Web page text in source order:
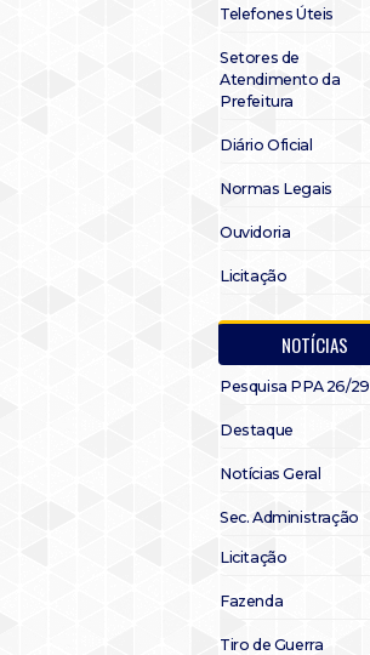
Telefones Úteis
Setores de
Atendimento da
Prefeitura
Diário Oficial
Normas Legais
Ouvidoria
Licitação
NOTÍCIAS
Pesquisa PPA 26/29
Destaque
Notícias Geral
Sec. Administração
Licitação
Fazenda
Tiro de Guerra